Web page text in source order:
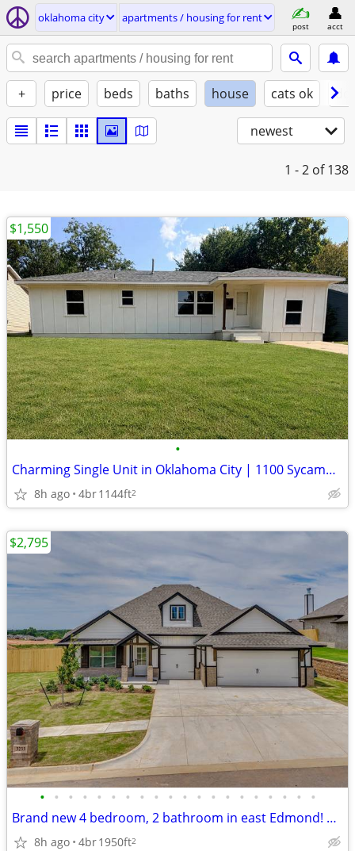
oklahoma city apartments / housing for rent
post acct
+ price beds baths house cats ok
newest
1 - 2 of 138
•
Charming Single Unit in Oklahoma City | 1100 Sycamore Dr | $1550/mo
8h ago 4br1144ft2
$1,550
• • • • • • • • • • • • • • • • • • • •
Brand new 4 bedroom, 2 bathroom in east Edmond! 2 weeks free with sign
8h ago 4br1950ft2
$2,795